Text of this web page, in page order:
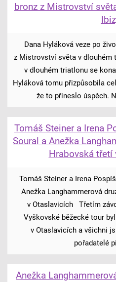
bronz z Mistrovství
Dana Hyláková veze po
z Mistrovství světa v
v dlouhém triatlonu se
Hyláková tomu přizpůsobila
že to přineslo úspěch.
Tomáš Steiner a Irena
Soural a Anežka
Hrabovská třetí
Tomáš Steiner a Irena
Anežka Langhammerová
v Otaslavicích Třetím
Vyškovské běžecké tour
v Otaslavicích a všichni
pořadatelé
Anežka